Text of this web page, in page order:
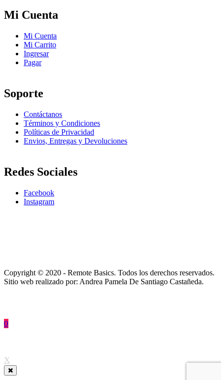
Mi Cuenta
Mi Cuenta
Mi Carrito
Ingresar
Pagar
Soporte
Contáctanos
Términos y Condiciones
Políticas de Privacidad
Envios, Entregas y Devoluciones
Redes Sociales
Facebook
Instagram
Copyright © 2020 - Remote Basics. Todos los derechos reservados.
Sitio web realizado por: Andrea Pamela De Santiago Castañeda.
0
X